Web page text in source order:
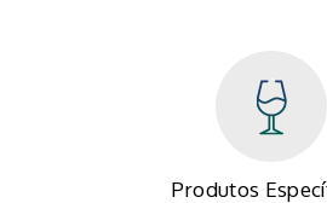
Produtos